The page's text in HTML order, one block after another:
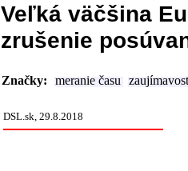
Veľká väčšina
zrušenie
Značky: meranie času
DSL.sk, 29.8.2018